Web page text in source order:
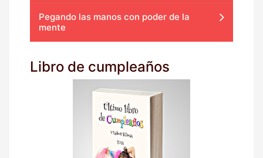
Pegando las manos con poder de la
mente
Libro de cumpleaños